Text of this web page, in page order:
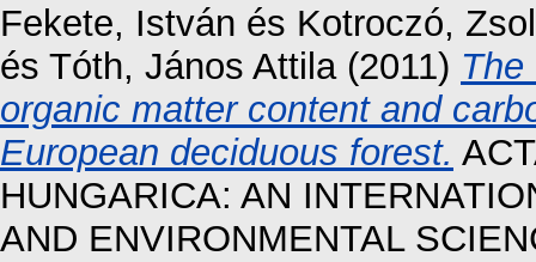
Fekete, István és Kotroczó,
és Tóth, János Attila(2011)
organic matter content and
European deciduous forest.
HUNGARICA: AN
AND ENVIRONMENTAL